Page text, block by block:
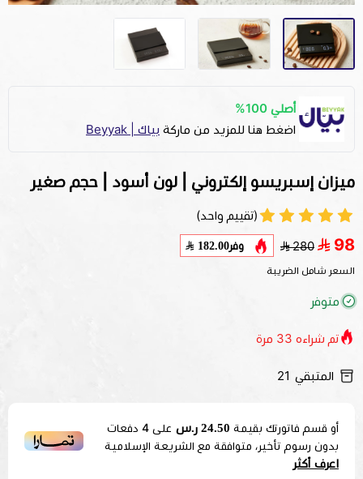
أصلي 100%
اضغط هنا للمزيد من ماركة بياك | Beyyak
ميزان إسبريسو إلكتروني | لون أسود | حجم صغير
(تقييم واحد)
98
280 وفر182.00
السعر شامل الضريبة
متوفر
تم شراءه 33 مرة
المتبقي 21
أو قسم فاتورتك بقيمة 24.50 ر.س على 4 دفعات
بدون رسوم تأخير، متوافقة مع الشريعة الإسلامية
اعرف أكثر